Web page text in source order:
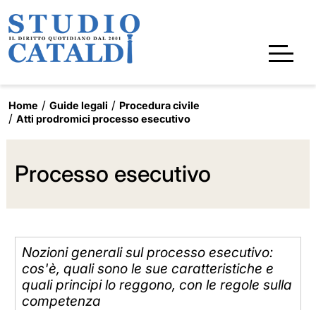
Home Guide legali
Procedura civile
Atti prodromici processo esecutivo
Processo esecutivo
Nozioni generali sul processo esecutivo:
cos'è, quali sono le sue caratteristiche e
quali principi lo reggono, con le regole sulla
competenza